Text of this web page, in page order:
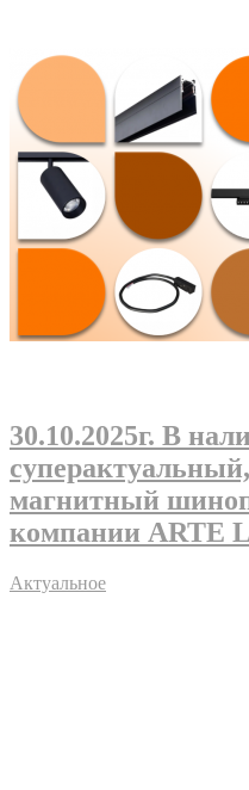
30.10.2025г. В
магнитный
компании ARTE
Актуальное